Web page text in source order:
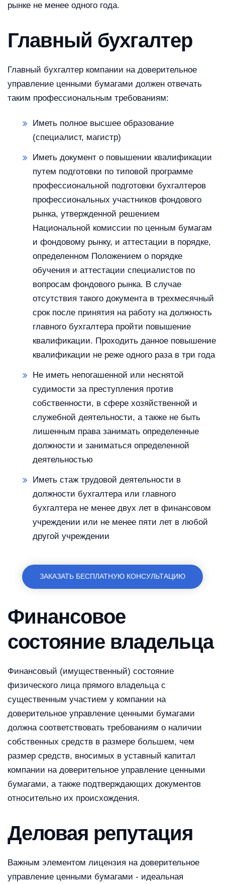
рынке не менее одного года.
Главный бухгалтер
Главный бухгалтер компании на доверительное
управление ценными бумагами должен отвечать
таким профессиональным требованиям:
Иметь полное высшее образование
(специалист, магистр)
Иметь документ о повышении квалификации
путем подготовки по типовой программе
профессиональной подготовки бухгалтеров
профессиональных участников фондового
рынка, утвержденной решением
Национальной комиссии по ценным бумагам
и фондовому рынку, и аттестации в порядке,
определенном Положением о порядке
обучения и аттестации специалистов по
вопросам фондового рынка. В случае
отсутствия такого документа в трехмесячный
срок после принятия на работу на должность
главного бухгалтера пройти повышение
квалификации. Проходить данное повышение
квалификации не реже одного раза в три года
Не иметь непогашенной или неснятой
судимости за преступления против
собственности, в сфере хозяйственной и
служебной деятельности, а также не быть
лишенным права занимать определенные
должности и заниматься определенной
деятельностью
Иметь стаж трудовой деятельности в
должности бухгалтера или главного
бухгалтера не менее двух лет в финансовом
учреждении или не менее пяти лет в любой
другой учреждении
ЗАКАЗАТЬ БЕСПЛАТНУЮ КОНСУЛЬТАЦИЮ
Финансовое
состояние владельца
Финансовый (имущественный) состояние
физического лица прямого владельца с
существенным участием у компании на
доверительное управление ценными бумагами
должна соответствовать требованиям о наличии
собственных средств в размере большем, чем
размер средств, вносимых в уставный капитал
компании на доверительное управление ценными
бумагами, а также подтверждающих документов
относительно их происхождения.
Деловая репутация
Важным элементом лицензия на доверительное
управление ценными бумагами - идеальная